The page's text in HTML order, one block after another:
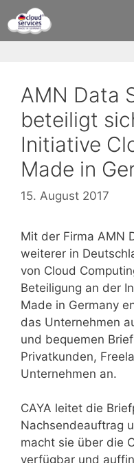
Inhalt
springen
AMN Data
beteiligt
Initiative
Made in
15. August 2017
Mit der Firma AMN
weiterer in
von Cloud
Beteiligung an der
Made in Germany
das Unternehmen
und bequemen
Privatkunden,
Unternehmen an.
CAYA leitet die
Nachsendeauftrag
macht sie über die
verfügbar und